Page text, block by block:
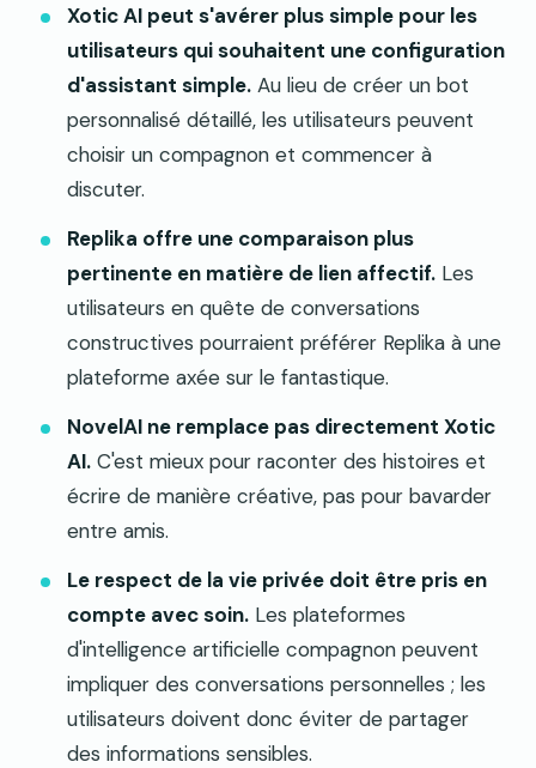
Xotic AI peut s'avérer plus simple pour les
utilisateurs qui souhaitent une configuration
d'assistant simple. Au lieu de créer un bot
personnalisé détaillé, les utilisateurs peuvent
choisir un compagnon et commencer à
discuter.
Replika offre une comparaison plus
pertinente en matière de lien affectif. Les
utilisateurs en quête de conversations
constructives pourraient préférer Replika à une
plateforme axée sur le fantastique.
NovelAI ne remplace pas directement Xotic
AI. C'est mieux pour raconter des histoires et
écrire de manière créative, pas pour bavarder
entre amis.
Le respect de la vie privée doit être pris en
compte avec soin. Les plateformes
d'intelligence artificielle compagnon peuvent
impliquer des conversations personnelles ; les
utilisateurs doivent donc éviter de partager
des informations sensibles.